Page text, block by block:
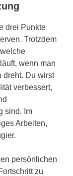
drei Punkte
Trotzdem
wenn man
dreht. Du wirst
verbessert,
sind. Im
Arbeiten,
persönlichen
zu